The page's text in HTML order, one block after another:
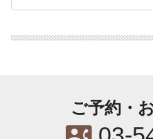
ご予約・